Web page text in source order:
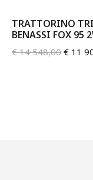
TRATTORINO
BENASSI FOX 95
€14 548,00 € 11